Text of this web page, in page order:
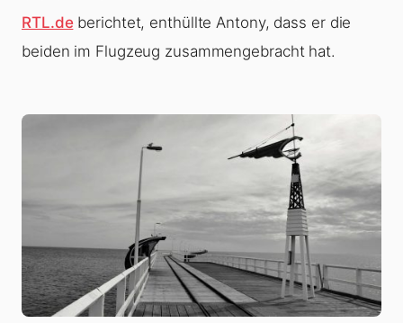
RTL.deberichtet, enthüllte Antony, dass er die
beiden im Flugzeug zusammengebracht hat.